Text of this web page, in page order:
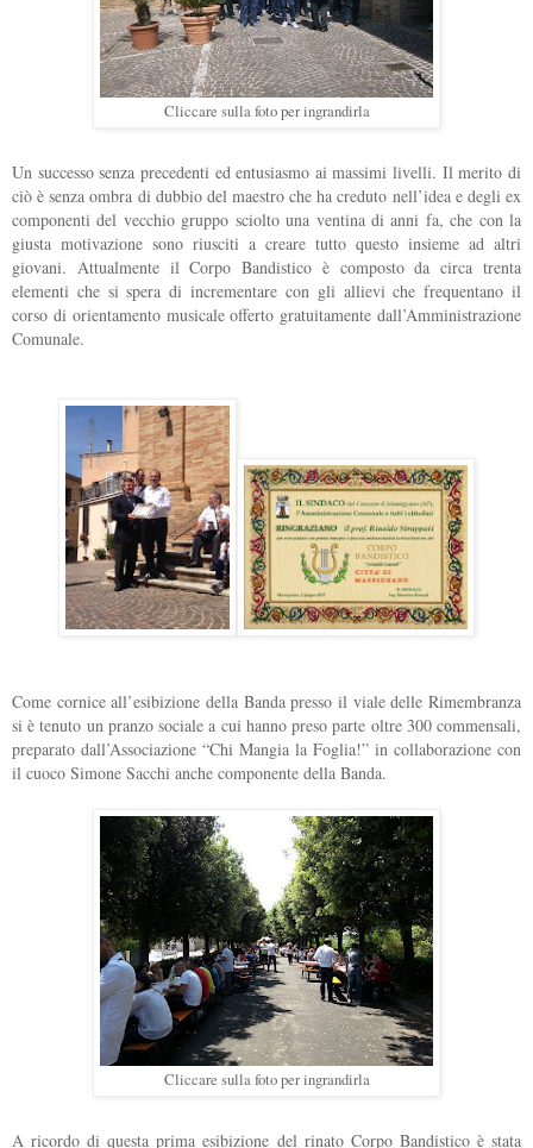
Cliccare sulla foto per ingrandirla
Un successo senza precedenti ed entusiasmo ai massimi livelli. Il merito di
ciò è senza ombra di dubbio del maestro che ha creduto nell’idea e degli ex
componenti del vecchio gruppo sciolto una ventina di anni fa, che con la
giusta motivazione sono riusciti a creare tutto questo insieme ad altri
giovani. Attualmente il Corpo Bandistico è composto da circa trenta
elementi che si spera di incrementare con gli allievi che frequentano il
corso di orientamento musicale offerto gratuitamente dall’Amministrazione
Comunale.
Come cornice all’esibizione della Banda presso il viale delle Rimembranza
si è tenuto un pranzo sociale a cui hanno preso parte oltre 300 commensali,
preparato dall’Associazione “Chi Mangia la Foglia!” in collaborazione con
il cuoco Simone Sacchi anche componente della Banda.
Cliccare sulla foto per ingrandirla
A ricordo di questa prima esibizione del rinato Corpo Bandistico è stata